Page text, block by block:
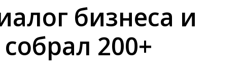
бизнеса и
собрал 200+